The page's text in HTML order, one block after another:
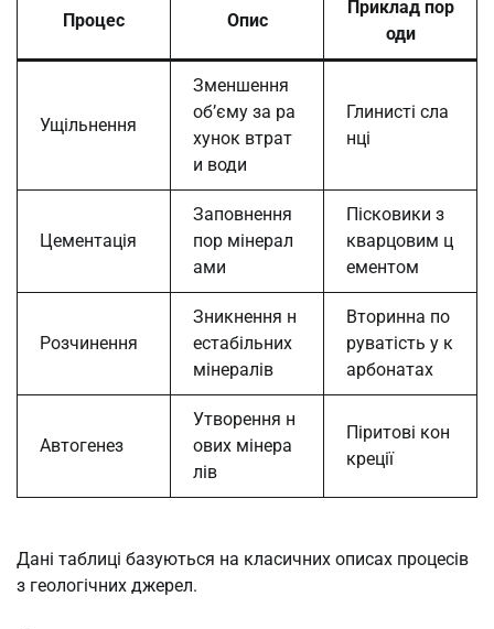
Процес Опис
Приклад пор
оди
Ущільнення
Зменшення
об’єму за ра
хунок втрат
и води
Глинисті сла
нці
Цементація
Заповнення
пор мінерал
ами
Пісковики з
кварцовим ц
ементом
Розчинення
Зникнення н
естабільних
мінералів
Вторинна по
руватість у к
арбонатах
Автогенез
Утворення н
ових мінера
лів
Піритові кон
креції
Дані таблиці базуються на класичних описах процесів
з геологічних джерел.